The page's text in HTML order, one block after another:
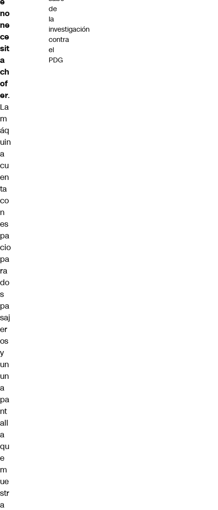
no
ne
ce
sit
a
ch
of
er.
La
m
áq
uin
a
cu
en
ta
co
n
es
pa
cio
pa
ra
do
s
pa
saj
er
os
y
un
un
a
pa
nt
all
a
qu
e
m
ue
str
a
de
la
investigación
contra
el
PDG